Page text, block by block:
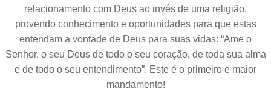
relacionamento com Deus ao invés de uma religião,
provendo conhecimento e oportunidades para que estas
entendam a vontade de Deus para suas vidas: “Ame o
Senhor, o seu Deus de todo o seu coração, de toda sua alma
e de todo o seu entendimento”. Este é o primeiro e maior
mandamento!